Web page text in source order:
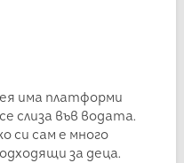
има платформи
слиза във водата.
си сам е много
за деца.